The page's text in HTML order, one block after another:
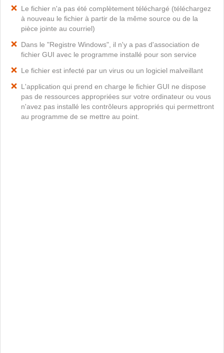
Le fichier n'a pas été complètement téléchargé (téléchargez
à nouveau le fichier à partir de la même source ou de la
pièce jointe au courriel)
Dans le "Registre Windows", il n'y a pas d'association de
fichier GUI avec le programme installé pour son service
Le fichier est infecté par un virus ou un logiciel malveillant
L'application qui prend en charge le fichier GUI ne dispose
pas de ressources appropriées sur votre ordinateur ou vous
n'avez pas installé les contrôleurs appropriés qui permettront
au programme de se mettre au point.